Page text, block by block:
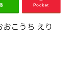
Pocket
おこうち えり